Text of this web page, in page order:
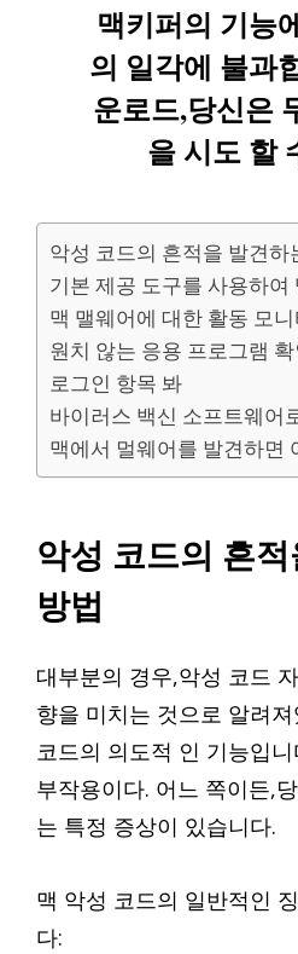
맥키퍼의 기능
의 일각에 불과
운로드,당신은
을 시도 할
악성 코드의 흔적을 발견하
기본 제공 도구를 사용하여
맥 맬웨어에 대한 활동 모
원치 않는 응용 프로그램 확
로그인 항목 봐
바이러스 백신 소프트웨어
맥에서 멀웨어를 발견하면
악성 코드의 흔
방법
대부분의 경우,악성 코드
향을 미치는 것으로 알려
코드의 의도적 인 기능입
부작용이다. 어느 쪽이든,
는 특정 증상이 있습니다.
맥 악성 코드의 일반적인
다: